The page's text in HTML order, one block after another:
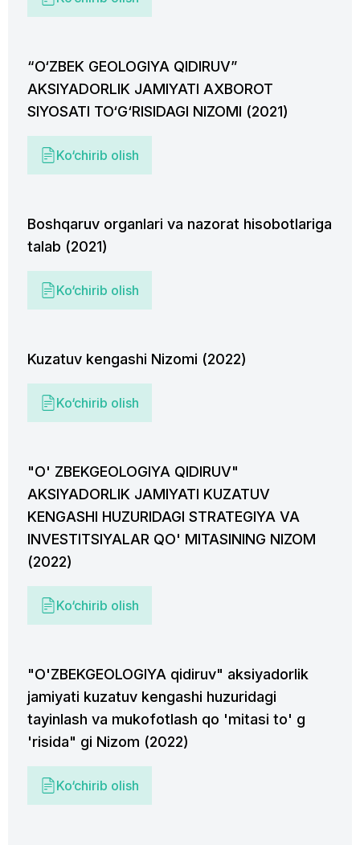
“O‘ZBEK GEOLOGIYA QIDIRUV”
AKSIYADORLIK JAMIYATI AXBOROT
SIYOSATI TO‘G‘RISIDAGI NIZOMI (2021)
Ko‘chirib olish
Boshqaruv organlari va nazorat hisobotlariga
talab (2021)
Ko‘chirib olish
Kuzatuv kengashi Nizomi (2022)
Ko‘chirib olish
"O' ZBEKGEOLOGIYA QIDIRUV"
AKSIYADORLIK JAMIYATI KUZATUV
KENGASHI HUZURIDAGI STRATEGIYA VA
INVESTITSIYALAR QO' MITASINING NIZOM
(2022)
Ko‘chirib olish
"O'ZBEKGEOLOGIYA qidiruv" aksiyadorlik
jamiyati kuzatuv kengashi huzuridagi
tayinlash va mukofotlash qo 'mitasi to' g
'risida" gi Nizom (2022)
Ko‘chirib olish